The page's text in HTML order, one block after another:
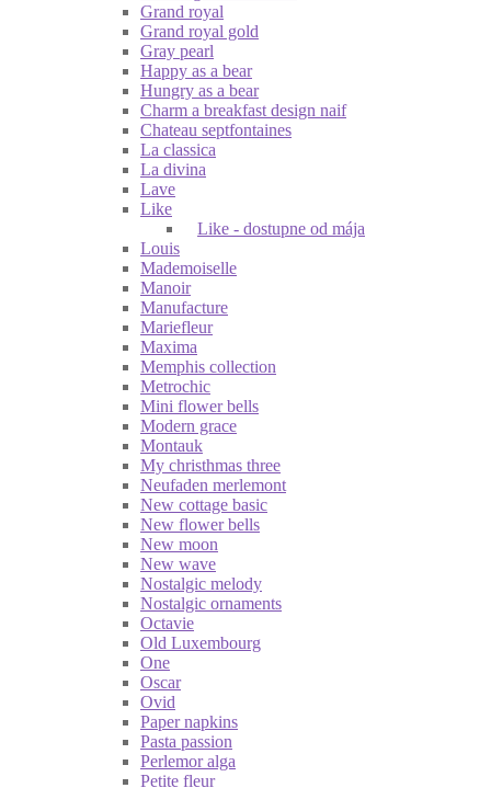
Grand royal
Grand royal gold
Gray pearl
Happy as a bear
Hungry as a bear
Charm a breakfast design naif
Chateau septfontaines
La classica
La divina
Lave
Like
Like - dostupne od mája
Louis
Mademoiselle
Manoir
Manufacture
Mariefleur
Maxima
Memphis collection
Metrochic
Mini flower bells
Modern grace
Montauk
My christhmas three
Neufaden merlemont
New cottage basic
New flower bells
New moon
New wave
Nostalgic melody
Nostalgic ornaments
Octavie
Old Luxembourg
One
Oscar
Ovid
Paper napkins
Pasta passion
Perlemor alga
Petite fleur